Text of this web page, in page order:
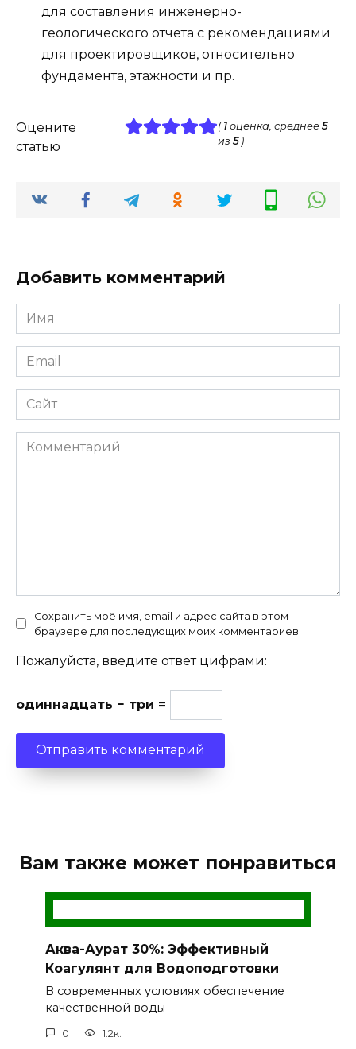
для составления инженерно-
геологического отчета с рекомендациями
для проектировщиков, относительно
фундамента, этажности и пр.
Оцените
статью
( 1оценка, среднее 5
из 5)
Добавить комментарий
Имя
*
Email
*
Сайт
Комментарий
Сохранить моё имя, email и адрес сайта в этом
браузере для последующих моих комментариев.
Пожалуйста, введите ответ цифрами:
одиннадцать − три =
Вам также может понравиться
Аква-Аурат 30%: Эффективный
Коагулянт для Водоподготовки
В современных условиях обеспечение
качественной воды
0 1.2к.